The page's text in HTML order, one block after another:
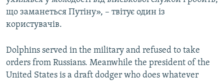
що заманеться Путіну», – твітує один із
користувачів.
Dolphins served in the military and refused to take
orders from Russians. Meanwhile the president of the
United States is a draft dodger who does whatever